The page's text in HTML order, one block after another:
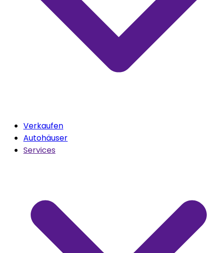
Verkaufen
Autohäuser
Services